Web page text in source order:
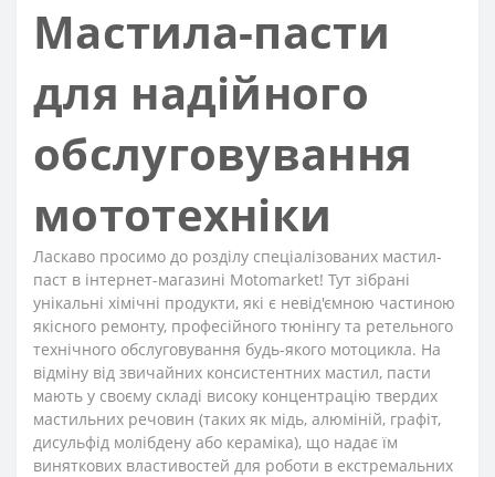
Мастила-пасти
для надійного
обслуговування
мототехніки
Ласкаво просимо до розділу спеціалізованих мастил-
паст в інтернет-магазині Motomarket! Тут зібрані
унікальні хімічні продукти, які є невід'ємною частиною
якісного ремонту, професійного тюнінгу та ретельного
технічного обслуговування будь-якого мотоцикла. На
відміну від звичайних консистентних мастил, пасти
мають у своєму складі високу концентрацію твердих
мастильних речовин (таких як мідь, алюміній, графіт,
дисульфід молібдену або кераміка), що надає їм
виняткових властивостей для роботи в екстремальних